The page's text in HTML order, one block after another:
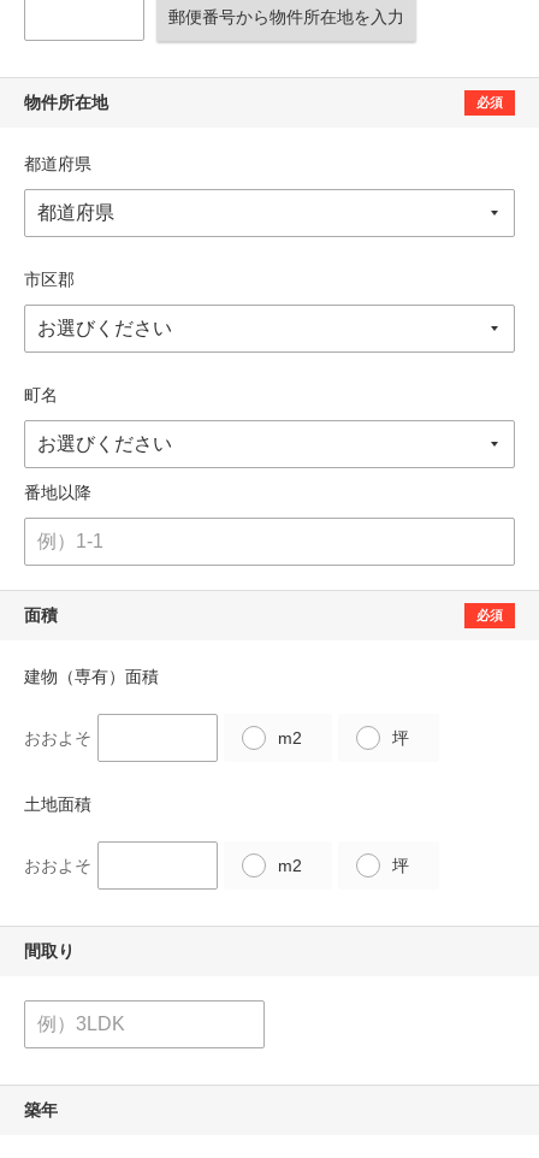
郵便番号から物件所在地を入力
物件所在地 必須
都道府県
市区郡
町名
番地以降
面積 必須
建物（専有）面積
おおよそ m2 坪
土地面積
おおよそ m2 坪
間取り
築年